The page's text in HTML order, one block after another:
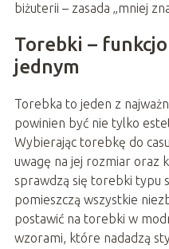
biżuterii – zasada „mniej
Torebki –
jednym
Torebka to jeden z
powinien być nie tylko
Wybierając torebkę do
uwagę na jej rozmiar oraz
sprawdzą się torebki typu
pomieszczą wszystkie
postawić na torebki w
wzorami, które nadadzą